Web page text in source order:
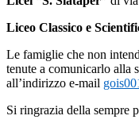
Liceo Classico e
Le famiglie che non
tenute a comunicarlo alla
all’indirizzo e-mail
Si ringrazia della sempre